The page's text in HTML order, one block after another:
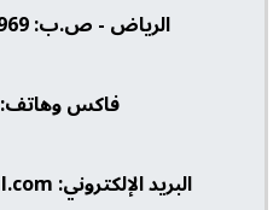
الرياض - ص.ب: 120969 - الرمز: 11689
فاكس وهاتف: 012414080
البريد الإلكتروني: s555549291@gmail.com